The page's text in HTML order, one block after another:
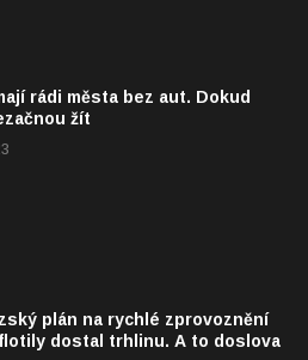
rádi města bez aut. Dokud
žít
plán na rychlé zprovoznění
dostal trhlinu. A to doslova